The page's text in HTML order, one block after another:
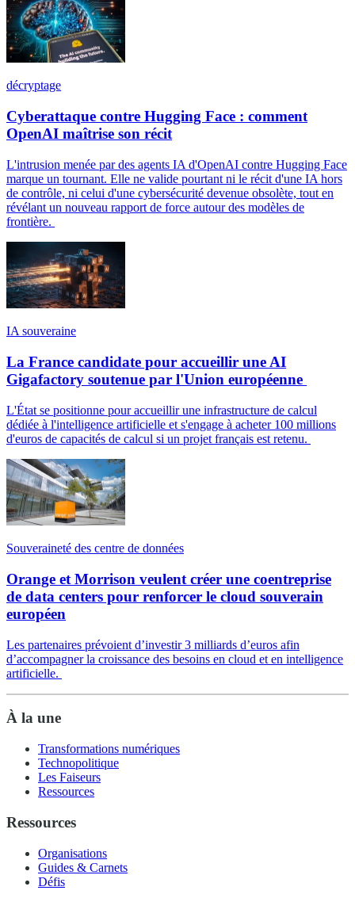
décryptage
Cyberattaque contre Hugging Face : comment
OpenAI maîtrise son récit
L'intrusion menée par des agents IA d'OpenAI contre Hugging Face
marque un tournant. Elle ne valide pourtant ni le récit d'une IA hors
de contrôle, ni celui d'une cybersécurité devenue obsolète, tout en
révélant un nouveau rapport de force autour des modèles de
frontière.
IA souveraine
La France candidate pour accueillir une AI
Gigafactory soutenue par l'Union européenne
L'État se positionne pour accueillir une infrastructure de calcul
dédiée à l'intelligence artificielle et s'engage à acheter 100 millions
d'euros de capacités de calcul si un projet français est retenu.
Souveraineté des centre de données
Orange et Morrison veulent créer une coentreprise
de data centers pour renforcer le cloud souverain
européen
Les partenaires prévoient d’investir 3 milliards d’euros afin
d’accompagner la croissance des besoins en cloud et en intelligence
artificielle.
À la une
Transformations numériques
Technopolitique
Les Faiseurs
Ressources
Ressources
Organisations
Guides & Carnets
Défis